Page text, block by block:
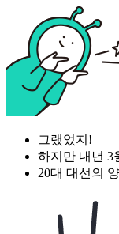
그랬었지!
하지만 내년 3
20대 대선의